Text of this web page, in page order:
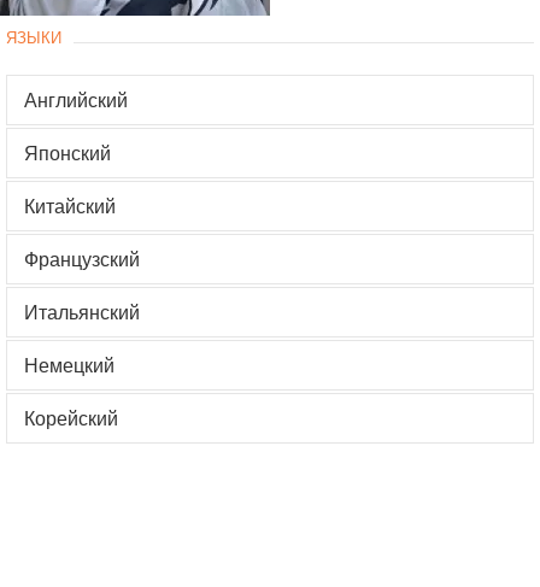
ЯЗЫКИ
Английский
Японский
Китайский
Французский
Итальянский
Немецкий
Корейский